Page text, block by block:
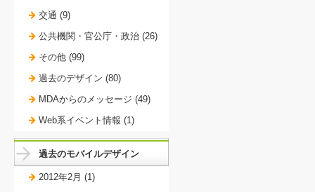
交通 (9)
公共機関・官公庁・政治 (26)
その他 (99)
過去のデザイン (80)
MDAからのメッセージ (49)
Web系イベント情報 (1)
過去のモバイルデザイン
2012年2月 (1)